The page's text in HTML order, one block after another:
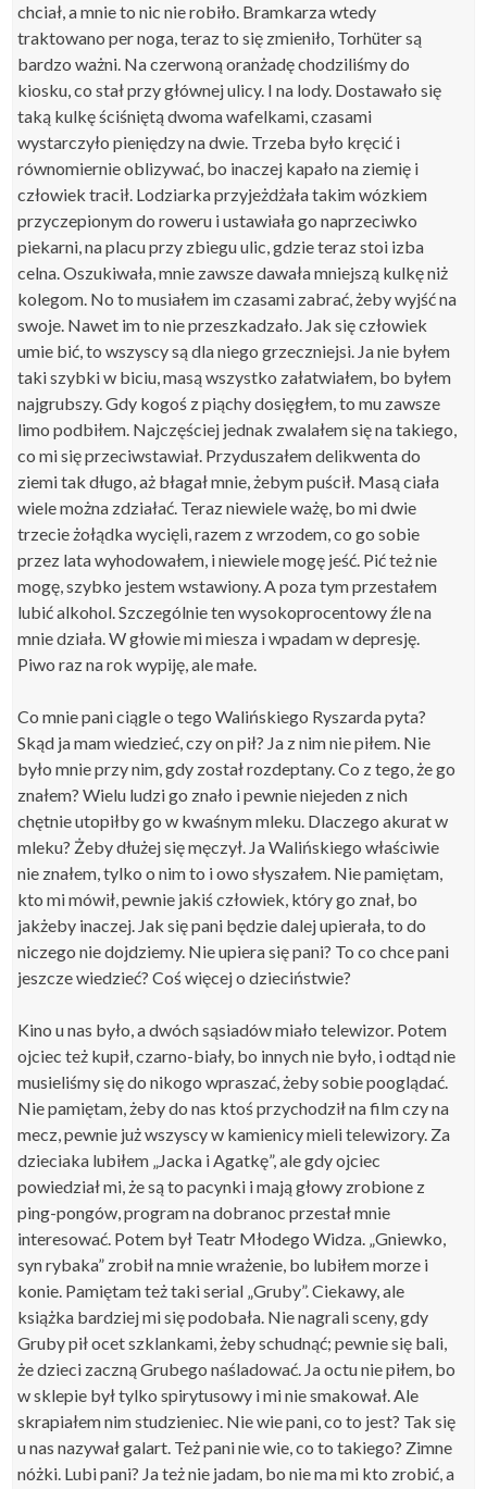
chciał, a mnie to nic nie robiło. Bramkarza wtedy
traktowano per noga, teraz to się zmieniło, Torhütersą
bardzo ważni. Na czerwoną oranżadę chodziliśmy do
kiosku, co stał przy głównej ulicy. I na lody. Dostawało się
taką kulkę ściśniętą dwoma wafelkami, czasami
wystarczyło pieniędzy na dwie. Trzeba było kręcić i
równomiernie oblizywać, bo inaczej kapało na ziemię i
człowiek tracił. Lodziarka przyjeżdżała takim wózkiem
przyczepionym do roweru i ustawiała go naprzeciwko
piekarni, na placu przy zbiegu ulic, gdzie teraz stoi izba
celna. Oszukiwała, mnie zawsze dawała mniejszą kulkę niż
kolegom. No to musiałem im czasami zabrać, żeby wyjść na
swoje. Nawet im to nie przeszkadzało. Jak się człowiek
umie bić, to wszyscy są dla niego grzeczniejsi. Ja nie byłem
taki szybki w biciu, masą wszystko załatwiałem, bo byłem
najgrubszy. Gdy kogoś z piąchy dosięgłem, to mu zawsze
limo podbiłem. Najczęściej jednak zwalałem się na takiego,
co mi się przeciwstawiał. Przyduszałem delikwenta do
ziemi tak długo, aż błagał mnie, żebym puścił. Masą ciała
wiele można zdziałać. Teraz niewiele ważę, bo mi dwie
trzecie żołądka wycięli, razem z wrzodem, co go sobie
przez lata wyhodowałem, i niewiele mogę jeść. Pić też nie
mogę, szybko jestem wstawiony. A poza tym przestałem
lubić alkohol. Szczególnie ten wysokoprocentowy źle na
mnie działa. W głowie mi miesza i wpadam w depresję.
Piwo raz na rok wypiję, ale małe.
Co mnie pani ciągle o tego Walińskiego Ryszarda pyta?
Skąd ja mam wiedzieć, czy on pił? Ja z nim nie piłem. Nie
było mnie przy nim, gdy został rozdeptany. Co z tego, że go
znałem? Wielu ludzi go znało i pewnie niejeden z nich
chętnie utopiłby go w kwaśnym mleku. Dlaczego akurat w
mleku? Żeby dłużej się męczył. Ja Walińskiego właściwie
nie znałem, tylko o nim to i owo słyszałem. Nie pamiętam,
kto mi mówił, pewnie jakiś człowiek, który go znał, bo
jakżeby inaczej. Jak się pani będzie dalej upierała, to do
niczego nie dojdziemy. Nie upiera się pani? To co chce pani
jeszcze wiedzieć? Coś więcej o dzieciństwie?
Kino u nas było, a dwóch sąsiadów miało telewizor. Potem
ojciec też kupił, czarno-biały, bo innych nie było, i odtąd nie
musieliśmy się do nikogo wpraszać, żeby sobie pooglądać.
Nie pamiętam, żeby do nas ktoś przychodził na film czy na
mecz, pewnie już wszyscy w kamienicy mieli telewizory. Za
dzieciaka lubiłem „Jacka i Agatkę”, ale gdy ojciec
powiedział mi, że są to pacynki i mają głowy zrobione z
ping-pongów, program na dobranoc przestał mnie
interesować. Potem był Teatr Młodego Widza. „Gniewko,
syn rybaka” zrobił na mnie wrażenie, bo lubiłem morze i
konie. Pamiętam też taki serial „Gruby”. Ciekawy, ale
książka bardziej mi się podobała. Nie nagrali sceny, gdy
Gruby pił ocet szklankami, żeby schudnąć; pewnie się bali,
że dzieci zaczną Grubego naśladować. Ja octu nie piłem, bo
w sklepie był tylko spirytusowy i mi nie smakował. Ale
skrapiałem nim studzieniec. Nie wie pani, co to jest? Tak się
u nas nazywał galart. Też pani nie wie, co to takiego? Zimne
nóżki. Lubi pani? Ja też nie jadam, bo nie ma mi kto zrobić, a